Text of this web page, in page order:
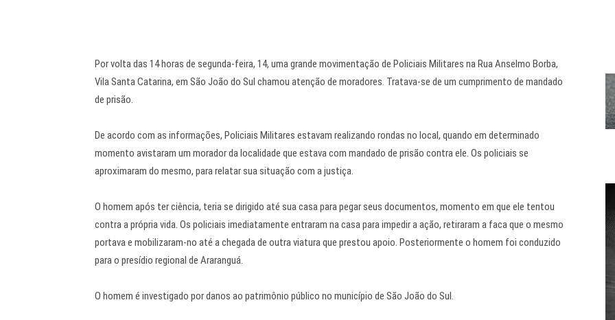
Por volta das 14 horas de segunda-feira, 14, uma grande movimentação de Policiais Militares na Rua Anselmo Borba,
Vila Santa Catarina, em São João do Sul chamou atenção de moradores. Tratava-se de um cumprimento de mandado
de prisão.
De acordo com as informações, Policiais Militares estavam realizando rondas no local, quando em determinado
momento avistaram um morador da localidade que estava com mandado de prisão contra ele. Os policiais se
aproximaram do mesmo, para relatar sua situação com a justiça.
O homem após ter ciência, teria se dirigido até sua casa para pegar seus documentos, momento em que ele tentou
contra a própria vida. Os policiais imediatamente entraram na casa para impedir a ação, retiraram a faca que o mesmo
portava e mobilizaram-no até a chegada de outra viatura que prestou apoio. Posteriormente o homem foi conduzido
para o presídio regional de Araranguá.
O homem é investigado por danos ao patrimônio público no município de São João do Sul.